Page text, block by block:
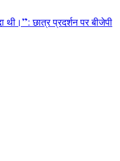
थी।”: छात्र प्रदर्शन पर बीजेपी